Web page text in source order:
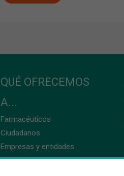
QUÉ OFRECEMOS
A...
Farmacéuticos
Ciudadanos
Empresas y entidades